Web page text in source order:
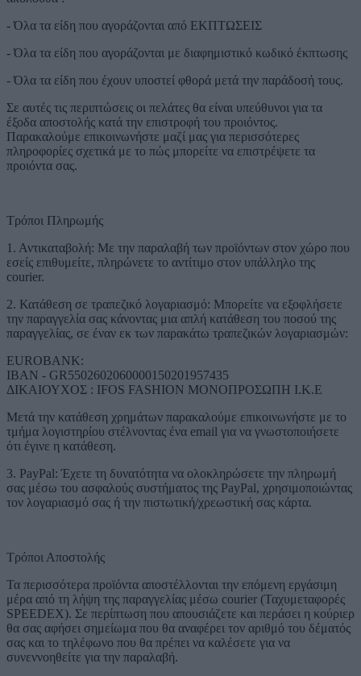
- Όλα τα είδη που αγοράζονται από ΕΚΠΤΩΣΕΙΣ
- Όλα τα είδη που αγοράζονται με διαφημιστικό κωδικό έκπτωσης
- Όλα τα είδη που έχουν υποστεί φθορά μετά την παράδοσή τους.
Σε αυτές τις περιπτώσεις οι πελάτες θα είναι υπεύθυνοι για τα
έξοδα αποστολής κατά την επιστροφή του προιόντος.
Παρακαλούμε επικοινωνήστε μαζί μας για περισσότερες
πληροφορίες σχετικά με το πώς μπορείτε να επιστρέψετε τα
προιόντα σας.
Τρόποι Πληρωμής
1. Αντικαταβολή: Με την παραλαβή των προϊόντων στον χώρο που
εσείς επιθυμείτε, πληρώνετε το αντίτιμο στον υπάλληλο της
courier.
2. Κατάθεση σε τραπεζικό λογαριασμό: Μπορείτε να εξοφλήσετε
την παραγγελία σας κάνοντας μια απλή κατάθεση του ποσού της
παραγγελίας, σε έναν εκ των παρακάτω τραπεζικών λογαριασμών:
EUROBANK:
IBAN - GR5502602060000150201957435
ΔΙΚΑΙΟΥΧΟΣ : IFOS FASHION ΜΟΝΟΠΡΟΣΩΠΗ Ι.Κ.Ε
Μετά την κατάθεση χρημάτων παρακαλούμε επικοινωνήστε με το
τμήμα λογιστηρίου στέλνοντας ένα email για να γνωστοποιήσετε
ότι έγινε η κατάθεση.
3. PayPal: Έχετε τη δυνατότητα να ολοκληρώσετε την πληρωμή
σας μέσω του ασφαλούς συστήματος της PayPal, χρησιμοποιώντας
τον λογαριασμό σας ή την πιστωτική/χρεωστική σας κάρτα.
Τρόποι Αποστολής
Τα περισσότερα προϊόντα αποστέλλονται την επόμενη εργάσιμη
μέρα από τη λήψη της παραγγελίας μέσω courier (Ταχυμεταφορές
SPEEDEX). Σε περίπτωση που απουσιάζετε και περάσει η κούριερ
θα σας αφήσει σημείωμα που θα αναφέρει τον αριθμό του δέματός
σας και το τηλέφωνο που θα πρέπει να καλέσετε για να
συνεννοηθείτε για την παραλαβή.